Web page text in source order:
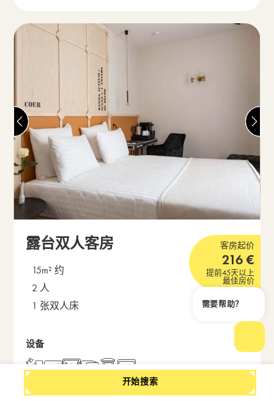
开始搜索
露台双人客房
15m² 约
2 人
1 张双人床
客房起价
216 €
提前45天以上
最佳房价
设备
打开包含房间描述的弹出
需要帮助？
打